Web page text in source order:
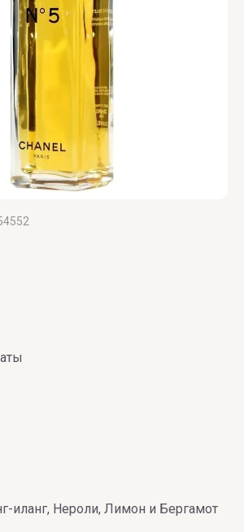
иланг, Нероли, Лимон и Бергамот
Saint
Laurent